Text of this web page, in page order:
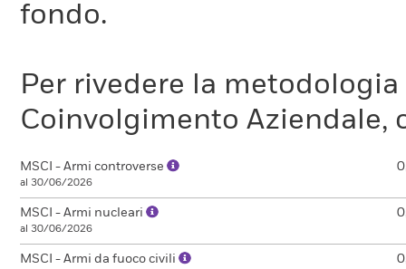
fondo.
Per rivedere la
Coinvolgimento Aziendale,
MSCI - Armi controverse
al 30/06/2026
MSCI - Armi nucleari
al 30/06/2026
MSCI - Armi da fuoco civili